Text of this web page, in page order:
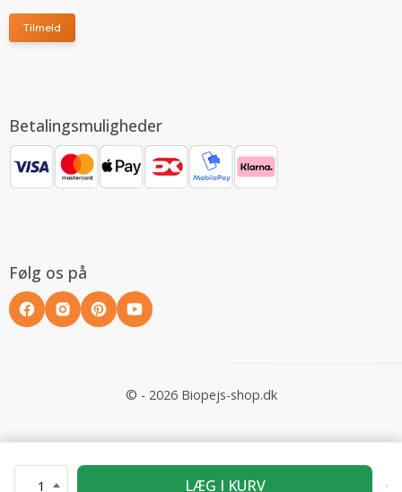
1 LÆG I KURV
Tilmeld
Betalingsmuligheder
Følg os på
© - 2026 Biopejs-shop.dk